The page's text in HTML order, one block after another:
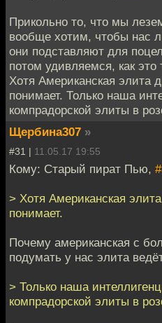
Прикольно то, что мы
вообще хотим, чтобы нас
они подставляют для
потом удивляемся, как это
Хотя Американская элита
понимает. Только наша
компрадорской элиты в
Щербина307 »
#31 | 11.05.17 19:55
Кому: Старый пират Пью,
> Хотя Американская
понимает.
Почему американская с
подумать у нас элита
> Только наша
компрадорской элиты в